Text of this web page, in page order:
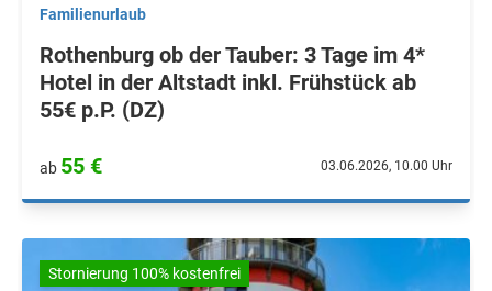
Familienurlaub
Rothenburg ob der Tauber: 3 Tage im 4*
Hotel in der Altstadt inkl. Frühstück ab
55€ p.P. (DZ)
ab 55 € 03.06.2026, 10.00 Uhr
Stornierung 100% kostenfrei